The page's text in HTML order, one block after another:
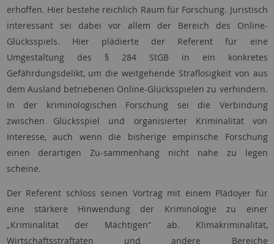
erhoffen. Hier bestehe reichlich Raum für Forschung. Juristisch
interessant sei dabei vor allem der Bereich des Online-
Glücksspiels. Hier plädierte der Referent für eine
Umgestaltung des § 284 StGB in ein konkretes
Gefährdungsdelikt, um die weitgehende Straflosigkeit von aus
dem Ausland betriebenen Online-Glücksspielen zu verhindern.
In der kriminologischen Forschung sei die Verbindung
zwischen Glücksspiel und organisierter Kriminalität von
Interesse, auch wenn die bisherige empirische Forschung
einen derartigen Zu-sammenhang nicht nahe zu legen
scheine.
Der Referent schloss seinen Vortrag mit einem Plädoyer für
eine stärkere Hinwendung der Kriminologie zu einer
„Kriminalität der Mächtigen“ ab. Klimakriminalität,
Wirtschaftsstraftaten und andere Bereiche